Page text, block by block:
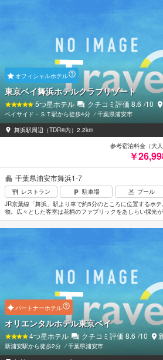
千葉県浦安市舞浜1-7
レストラン 駐車場
プール
JR京葉線「舞浜」駅より車で約5分のところに位置するホ
物。広々とした客室は花柄のファブリックをあしらい採光
る。館内にはバラエティー豊かな飲食施設のほか屋内温水
リラクゼーション施設も充実。東京ディズニーリゾートの
ている。ディズニーリゾートライン「ベイサイド・ステー
オフィシャルホテル
東京ベイ舞浜ホテルクラブリゾート
5つ星ホテル クチコミ評価8.6 /10
ベイサイド・ＳＴ駅から徒歩4分 ⁄千葉県浦安市
舞浜駅周辺（TDR®内）2.2km
参考宿泊料金（大人
￥
パートナーホテル
オリエンタルホテル東京ベイ
4つ星ホテル クチコミ評価8.6 /10
新浦安駅から徒歩2分 ⁄千葉県浦安市